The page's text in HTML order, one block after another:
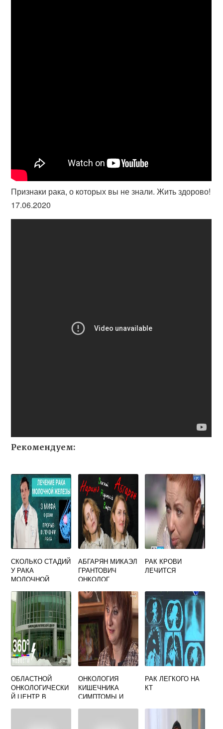
Признаки рака, о которых вы не знали. Жить здорово!
17.06.2020
Рекомендуем:
СКОЛЬКО СТАДИЙ
У РАКА
МОЛОЧНОЙ
АБГАРЯН МИКАЭЛ
ГРАНТОВИЧ
ОНКОЛОГ
РАК КРОВИ
ЛЕЧИТСЯ
ОБЛАСТНОЙ
ОНКОЛОГИЧЕСКИ
Й ЦЕНТР В
ОНКОЛОГИЯ
КИШЕЧНИКА
СИМПТОМЫ И
РАК ЛЕГКОГО НА
КТ